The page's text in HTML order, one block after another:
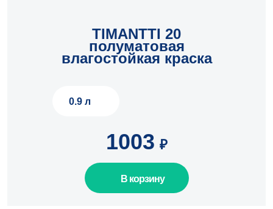
TIMANTTI 20
полуматовая
влагостойкая краска
0.9 л
1003 ₽
В корзину